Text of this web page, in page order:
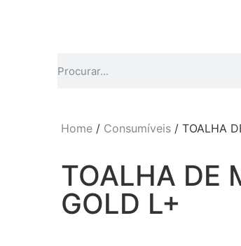
Home / Consumíveis / TOALHA
TOALHA DE
GOLD L+